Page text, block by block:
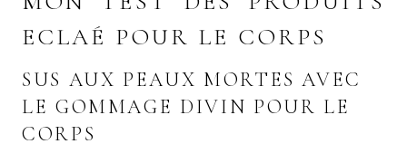
ECLAÉ POUR LE CORPS
SUS AUX PEAUX MORTES AVEC
LE GOMMAGE DIVIN POUR LE
CORPS